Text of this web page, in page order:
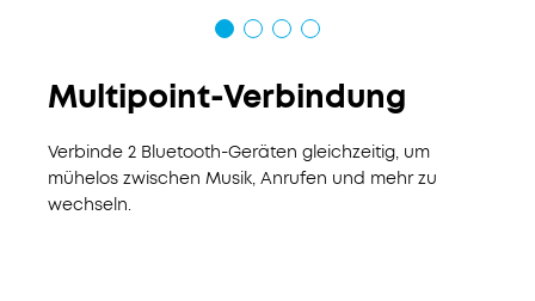
Multipoint-Verbindung
Verbinde 2 Bluetooth-Geräten gleichzeitig, um
mühelos zwischen Musik, Anrufen und mehr zu
wechseln.